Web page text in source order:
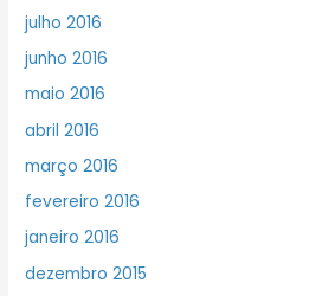
julho 2016
junho 2016
maio 2016
abril 2016
março 2016
fevereiro 2016
janeiro 2016
dezembro 2015